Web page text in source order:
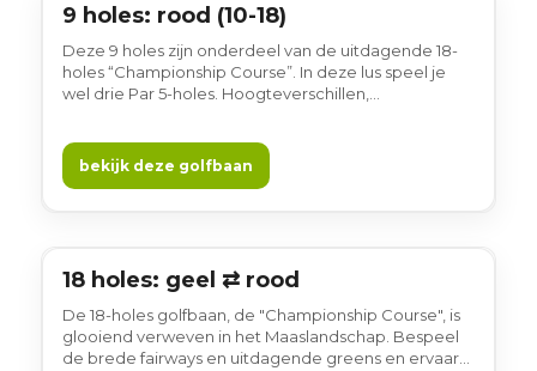
9 holes
9 holes: rood (10-18)
Deze 9 holes zijn onderdeel van de uitdagende 18-
holes “Championship Course”. In deze lus speel je
wel drie Par 5-holes. Hoogteverschillen,
holes.bekijk deze golfbaan
18 holes
18 holes: geel ⇄ rood
De 18-holes golfbaan, de "Championship Course", is
glooiend verweven in het Maaslandschap. Bespeel
de brede fairways en uitdagende greens en ervaar